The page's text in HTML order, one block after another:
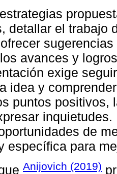
detallar el trabajo
avances y
exige
idea y
puntos positivos,
de
específica para
Anijovich (2019)